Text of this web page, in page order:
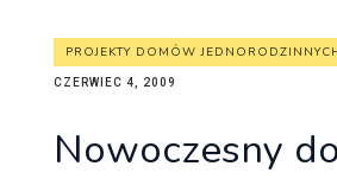
PROJEKTY DOMÓW
CZERWIEC 4, 2009
Nowoczesny